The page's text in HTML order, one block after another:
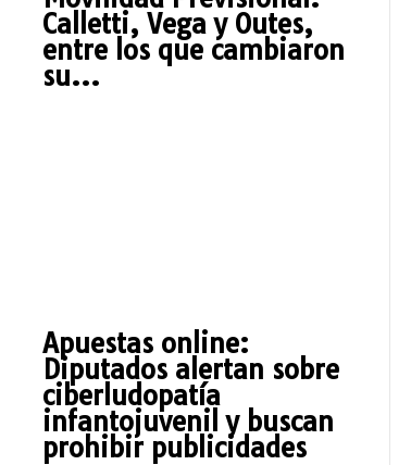
Calletti, Vega y Outes,
entre los que cambiaron
su...
Apuestas online:
Diputados alertan sobre
ciberludopatía
infantojuvenil y buscan
prohibir publicidades